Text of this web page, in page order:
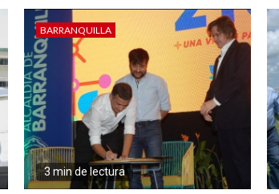
BARRANQUILLA
3 min de lectura